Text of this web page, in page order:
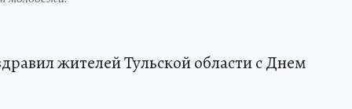
жителей Тульской области с Днем